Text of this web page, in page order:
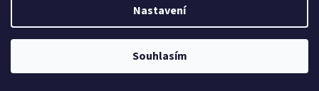
Nastavení
Souhlasím
Bonbóny lipové 66g